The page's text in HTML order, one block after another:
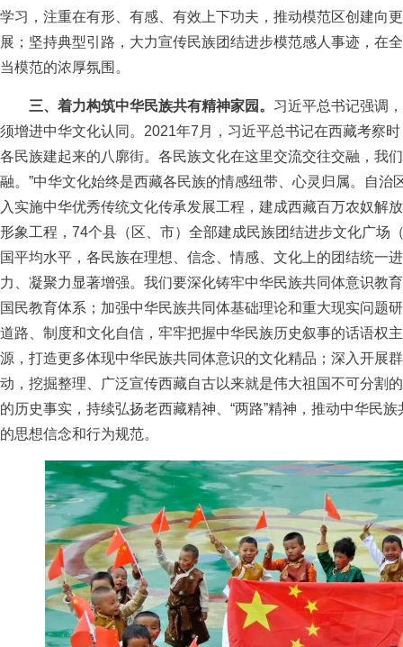
学习，注重在有形、有感、有效上下功夫，推动模范区创建向
展；坚持典型引路，大力宣传民族团结进步模范感人事迹，在
当模范的浓厚氛围。
三、着力构筑中华民族共有精神家园。 习近平总书记强调
须增进中华文化认同。2021年7月，习近平总书记在西藏考察
各民族建起来的八廓街。各民族文化在这里交流交往交融，我
融。”中华文化始终是西藏各民族的情感纽带、心灵归属。自治
入实施中华优秀传统文化传承发展工程，建成西藏百万农奴解
形象工程，74个县（区、市）全部建成民族团结进步文化广场
国平均水平，各民族在理想、信念、情感、文化上的团结统一
力、凝聚力显著增强。我们要深化铸牢中华民族共同体意识教
国民教育体系；加强中华民族共同体基础理论和重大现实问题
道路、制度和文化自信，牢牢把握中华民族历史叙事的话语权
源，打造更多体现中华民族共同体意识的文化精品；深入开展
动，挖掘整理、广泛宣传西藏自古以来就是伟大祖国不可分割
的历史事实，持续弘扬老西藏精神、“两路”精神，推动中华民
的思想信念和行为规范。